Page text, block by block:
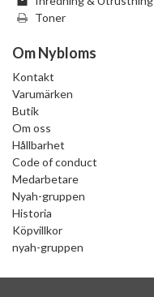
Toner
Om Nybloms
Kontakt
Varumärken
Butik
Om oss
Hållbarhet
Code of conduct
Medarbetare
Nyah-gruppen
Historia
Köpvillkor
nyah-gruppen